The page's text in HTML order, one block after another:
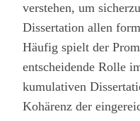
verstehen, um
Dissertation allen
Häufig spielt der
entscheidende Rolle
kumulativen
Kohärenz der